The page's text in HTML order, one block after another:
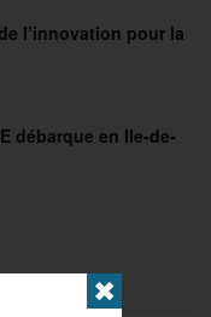
l’innovation pour la
débarque en Ile-de-
✖